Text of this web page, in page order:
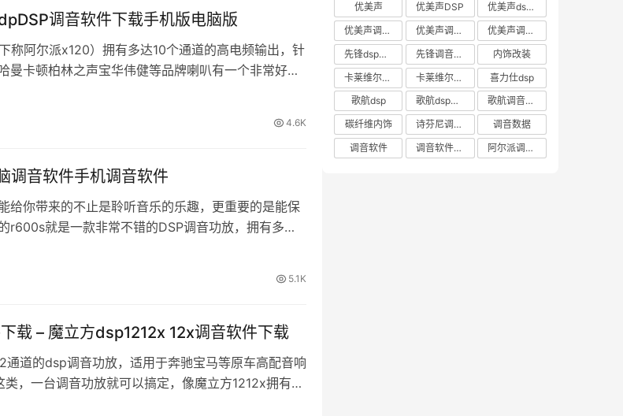
调音软件下载手机版电脑版
称阿尔派x120）拥有多达10个通道的高电频输出，针
曼卡顿柏林之声宝华伟健等品牌喇叭有一个非常好的
4.6K
调音软件手机调音软件
给你带来的不止是聆听音乐的乐趣，更重要的是能保
r600s就是一款非常不错的DSP调音功放，拥有多达8
5.1K
魔立方DSP调音软件下载 – 魔立方dsp1212x 12x调音软件下载
通道的dsp调音功放，适用于奔驰宝马等原车高配音响
，一台调音功放就可以搞定，像魔立方1212x拥有10
优美声
优美声DSP
优美声dsp调音软件下载
优美声调音数据下载
优美声调音软件
优美声调音软件下载
先锋dsp调音软件
先锋调音软件
内饰改装
卡莱维尔帝DSP
卡莱维尔帝dsp软件
喜力仕dsp
歌航dsp
歌航dsp调音软件
歌航调音软件
碳纤维内饰
诗芬尼调音软件
调音数据
调音软件
调音软件下载 阿尔派调音软件